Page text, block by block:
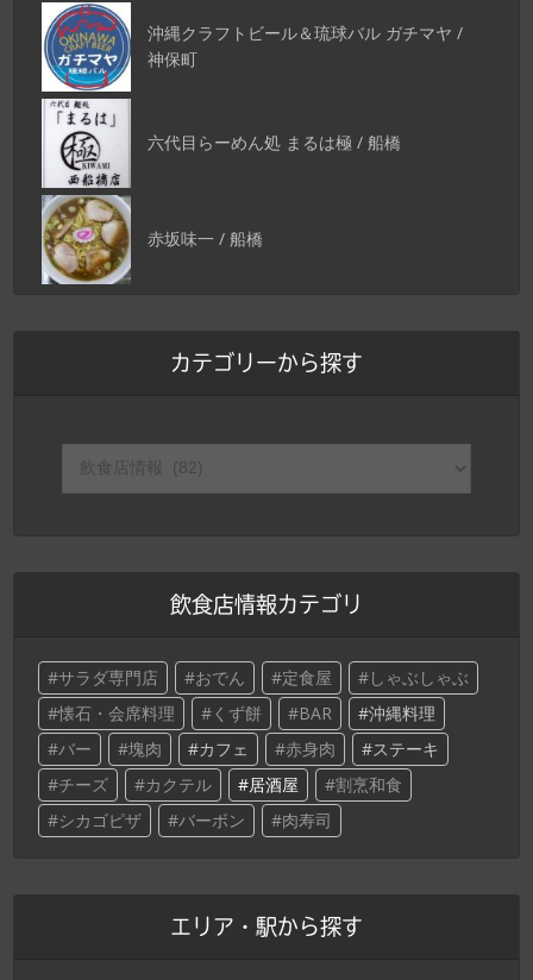
沖縄クラフトビール＆琉球バル ガチマヤ /
神保町
六代目らーめん処 まるは極 / 船橋
赤坂味一 / 船橋
カテゴリーから探す
飲食店情報カテゴリ
サラダ専門店 おでん 定食屋
しゃぶしゃぶ
懐石・会席料理
くず餅 BAR
沖縄料理
バー
塊肉 カフェ 赤身肉
ステーキ
チーズ
カクテル 居酒屋
割烹和食
シカゴピザ
バーボン 肉寿司
エリア・駅から探す